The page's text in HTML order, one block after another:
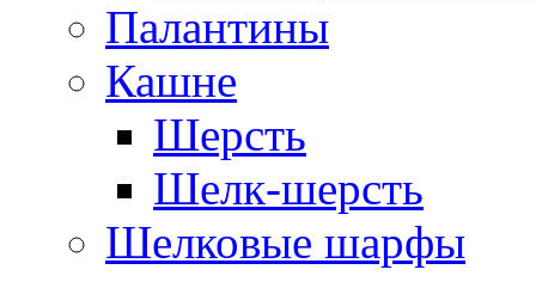
Палантины
Кашне
Шерсть
Шелк-шерсть
Шелковые шарфы